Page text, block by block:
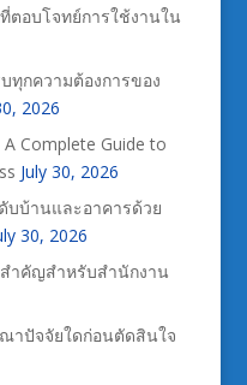
ตอบโจทย์การใช้งานใน
ทุกความต้องการของ
2026
Complete Guide to
July 30, 2026
บบ้านและอาคารด้วย
30, 2026
ำคัญสำหรับสำนักงาน
าปัจจัยใดก่อนตัดสินใจ